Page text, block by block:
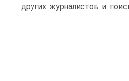
других журналистов и